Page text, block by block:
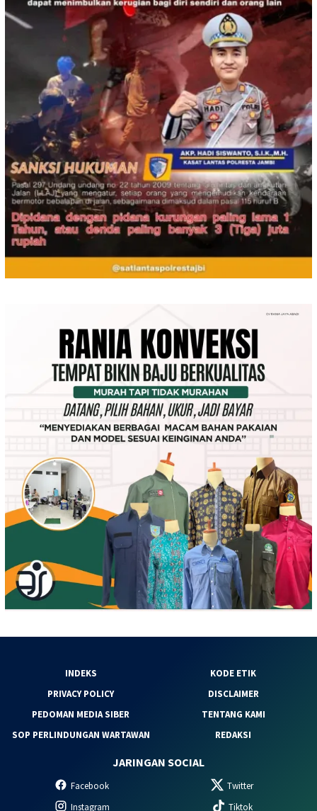
INDEKS
KODE ETIK
PRIVACY POLICY
DISCLAIMER
PEDOMAN MEDIA SIBER
TENTANG KAMI
SOP PERLINDUNGAN WARTAWAN
REDAKSI
JARINGAN SOCIAL
Facebook
Twitter
Instagram
Tiktok